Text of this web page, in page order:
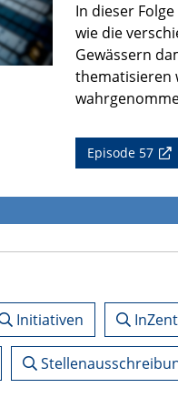
In dieser
wie die
Gewässern
thematisieren
Episode 57
Initiativen